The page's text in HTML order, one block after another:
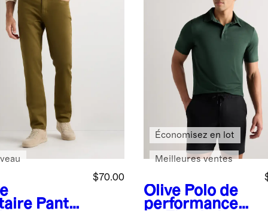
Pantal
$70.00
Olive Polo de
performance
Économisez en lot
Meilleures ventes